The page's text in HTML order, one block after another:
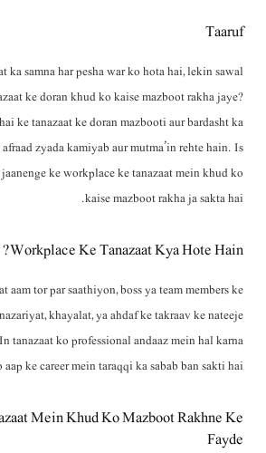
Taaruf
ka samna har pesha war ko hota hai, lekin sawal
ke doran khud ko kaise mazboot rakha jaye?
ke tanazaat ke doran mazbooti aur bardasht ka
zyada kamiyab aur mutma’in rehte hain. Is
ke workplace ke tanazaat mein khud ko
kaise mazboot rakha ja sakta hai.
Workplace Ke Tanazaat Kya Hote Hain?
aam tor par saathiyon, boss ya team members ke
khayalat, ya ahdaf ke takraav ke nateeje
tanazaat ko professional andaaz mein hal karna
ke career mein taraqqi ka sabab ban sakti hai.
Mein Khud Ko Mazboot Rakhne Ke
Fayde